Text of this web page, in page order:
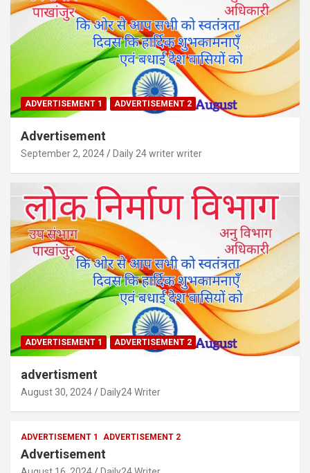
ADVERTISEMENT 1 ADVERTISEMENT 2
Advertisement
September 2, 2024 Daily 24 writer writer
ADVERTISEMENT 1 ADVERTISEMENT 2
advertisment
August 30, 2024 Daily24 Writer
ADVERTISEMENT 1 ADVERTISEMENT 2
Advertisement